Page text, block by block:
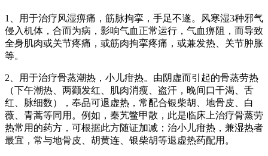
1、用于治疗风湿痹痛，筋脉拘挛，手足不遂。风寒湿3种邪气
侵入机体，合而为病，影响气血正常运行，气血痹阻，而导致
全身肌肉或关节疼痛，或筋肉拘挛疼痛，或兼发热、关节肿胀
等。
2、用于治疗骨蒸潮热，小儿疳热。由阴虚而引起的骨蒸劳热
（下午潮热、两颧发红、肌肉消瘦、盗汗，晚间口干渴、舌
红、脉细数），奉品可退虚热，常配合银柴胡、地骨皮、白
薇、青蒿等同用。例如，秦艽鳖甲散，此是临床上治疗骨蒸劳
热常用的药方，可根据此方随证加减；治小儿疳热，兼湿热者
最宜，常与地骨皮、胡黄连、银柴胡等退虚热药配用。